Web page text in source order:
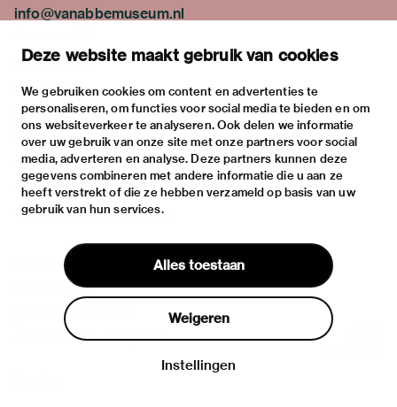
Deze website maakt gebruik van cookies
We gebruiken cookies om content en advertenties te
personaliseren, om functies voor social media te bieden en om
ons websiteverkeer te analyseren. Ook delen we informatie
over uw gebruik van onze site met onze partners voor social
media, adverteren en analyse. Deze partners kunnen deze
gegevens combineren met andere informatie die u aan ze
heeft verstrekt of die ze hebben verzameld op basis van uw
gebruik van hun services.
Alles toestaan
Weigeren
Instellingen
info@vanabbemuseum.nl
exhibitions
activities
practical information
about
the museum
the collection
foundations & partners
contact
house rules
privacy & cookies
disclaimer & colophon